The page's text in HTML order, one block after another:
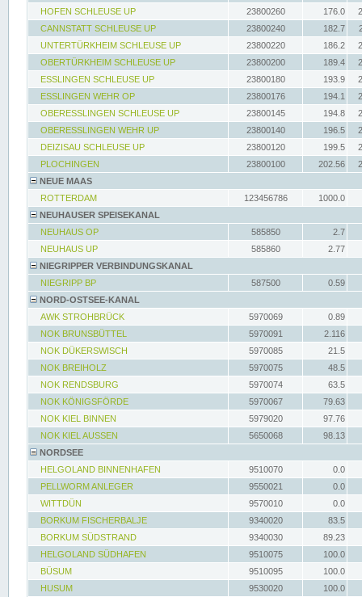
HOFEN SCHLEUSE UP
23800260 176.0
CANNSTATT SCHLEUSE UP
23800240 182.7
UNTERTÜRKHEIM SCHLEUSE UP
23800220 186.2
OBERTÜRKHEIM SCHLEUSE UP
23800200 189.4
ESSLINGEN SCHLEUSE UP
23800180 193.9
ESSLINGEN WEHR OP
23800176 194.1
OBERESSLINGEN SCHLEUSE UP
23800145 194.8
OBERESSLINGEN WEHR UP
23800140 196.5
DEIZISAU SCHLEUSE UP
23800120 199.5
PLOCHINGEN
23800100 202.56
NEUE MAAS
ROTTERDAM
123456786
1000.0
NEUHAUSER SPEISEKANAL
NEUHAUS OP
585850
2.7
NEUHAUS UP
585860
2.77
NIEGRIPPER VERBINDUNGSKANAL
NIEGRIPP BP
587500
0.59
NORD-OSTSEE-KANAL
AWK STROHBRÜCK
5970069
0.89
NOK BRUNSBÜTTEL
5970091
2.116
NOK DÜKERSWISCH
5970085
21.5
NOK BREIHOLZ
5970075
48.5
NOK RENDSBURG
5970074
63.5
NOK KÖNIGSFÖRDE
5970067
79.63
NOK KIEL BINNEN
5979020
97.76
NOK KIEL AUSSEN
5650068
98.13
NORDSEE
HELGOLAND BINNENHAFEN
9510070
0.0
PELLWORM ANLEGER
9550021
0.0
WITTDÜN
9570010
0.0
BORKUM FISCHERBALJE
9340020
83.5
BORKUM SÜDSTRAND
9340030
89.23
HELGOLAND SÜDHAFEN
9510075
100.0
BÜSUM
9510095
100.0
HUSUM
9530020 100.0